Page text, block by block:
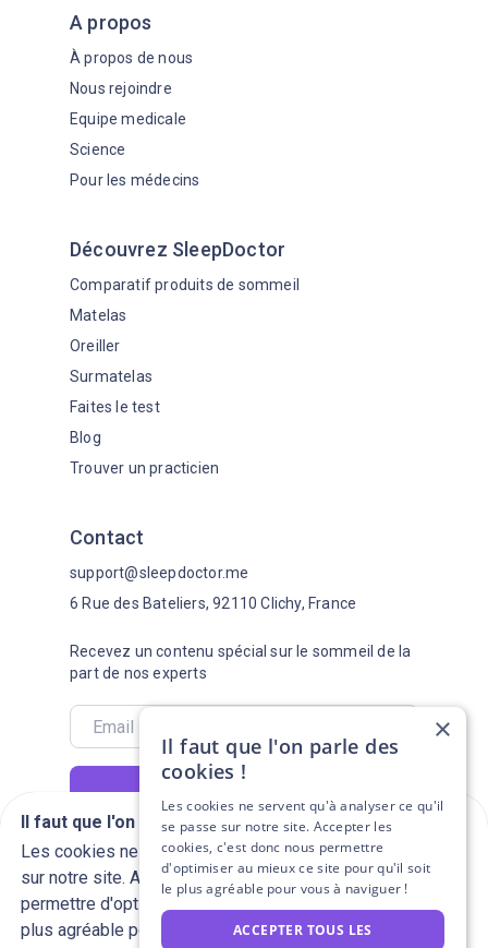
Il faut que l'on parle des cookies !
Les cookies ne servent qu'à analyser ce qu'il se passe
sur notre site. Accepter les cookies, c'est donc nous
permettre d'optimiser au mieux ce site pour qu'il soit le
plus agréable pour vous à naviguer !
A propos
Découvrez SleepDoctor
Contact
Nous rejoindre
Equipe medicale
Science
Matelas
Comparatif produits de sommeil
Oreiller
Surmatelas
Blog
Trouver un practicien
Faites le test
Pour les médecins
Recevez un contenu spécial sur le sommeil de la
part de nos experts
support@sleepdoctor.me
6 Rue des Bateliers, 92110 Clichy, France
Suivez-
nous
English Version
À propos de nous
×
Il faut que l'on parle des
cookies !
Les cookies ne servent qu'à analyser ce qu'il
se passe sur notre site. Accepter les
cookies, c'est donc nous permettre
d'optimiser au mieux ce site pour qu'il soit
le plus agréable pour vous à naviguer !
ACCEPTER TOUS LES